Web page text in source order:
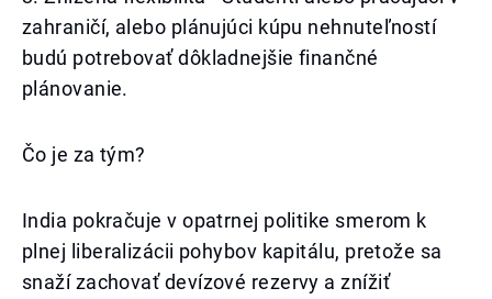
zahraničí, alebo plánujúci kúpu nehnuteľností
budú potrebovať dôkladnejšie finančné
plánovanie.
Čo je za tým?
India pokračuje v opatrnej politike smerom k
plnej liberalizácii pohybov kapitálu, pretože sa
snaží zachovať devízové rezervy a znížiť